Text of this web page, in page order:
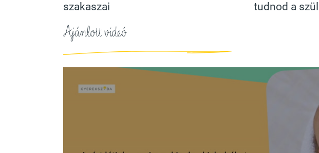
szakaszai
tudnod a
Ajánlott videó